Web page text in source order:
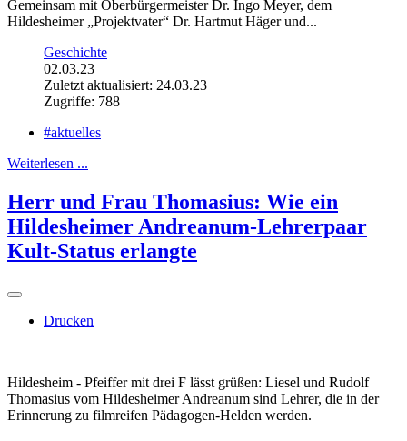
Gemeinsam mit Oberbürgermeister Dr. Ingo Meyer, dem
Hildesheimer „Projektvater“ Dr. Hartmut Häger und...
Geschichte
02.03.23
Zuletzt aktualisiert: 24.03.23
Zugriffe: 788
#aktuelles
Weiterlesen ...
Herr und Frau Thomasius: Wie ein
Hildesheimer Andreanum-Lehrerpaar
Kult-Status erlangte
Drucken
Hildesheim - Pfeiffer mit drei F lässt grüßen: Liesel und Rudolf
Thomasius vom Hildesheimer Andreanum sind Lehrer, die in der
Erinnerung zu filmreifen Pädagogen-Helden werden.